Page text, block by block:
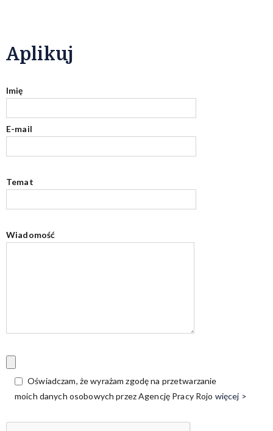
Aplikuj
Imię
E-mail
Temat
Wiadomość
Oświadczam, że wyrażam zgodę na przetwarzanie
moich danych osobowych przez Agencję Pracy Rojo więcej >